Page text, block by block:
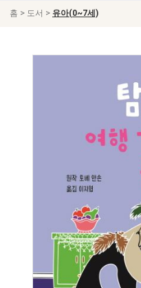
홈 > 도서 > 유아(0~7세)